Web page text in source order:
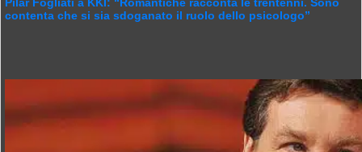
contenta che si sia sdoganato il ruolo dello psicologo”